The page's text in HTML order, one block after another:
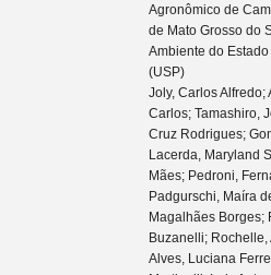
Agronômico de
de Mato Grosso do
Ambiente do
(USP)
Joly, Carlos Alfredo;
Carlos; Tamashiro,
Cruz Rodrigues;
Lacerda, Maryland
Mães; Pedroni,
Padgurschi, Maíra
Magalhães Borges;
Buzanelli;
Alves, Luciana